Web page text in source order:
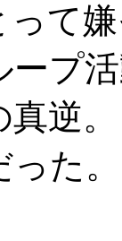
て
プ
真逆
た。